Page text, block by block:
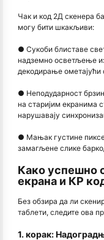
Чак и код 2Д скенера
могу бити шкакљиви:
● Сукоби блиставе
надземно осветљење
декодирање ометајући
● Неподударност
на старијим екранима
нарушавају
● Мањак густине
замагљене слике
Како успешно
екрана и КР
Без обзира да ли
таблети, следите ова
1. корак: